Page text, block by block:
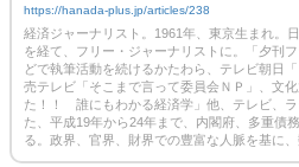
https://hanada-plus.jp/articles/238
経済ジャーナリスト。1961年、東京生まれ。
を経て、フリー・ジャーナリストに。「夕刊
どで執筆活動を続けるかたわら、テレビ朝日
売テレビ「そこまで言って委員会ＮＰ」、文
た！！ 誰にもわかる経済学」他、テレビ、ラ
た、平成19年から24年まで、内閣府、多重債
る。政界、官界、財界での豊富な人脈を基に